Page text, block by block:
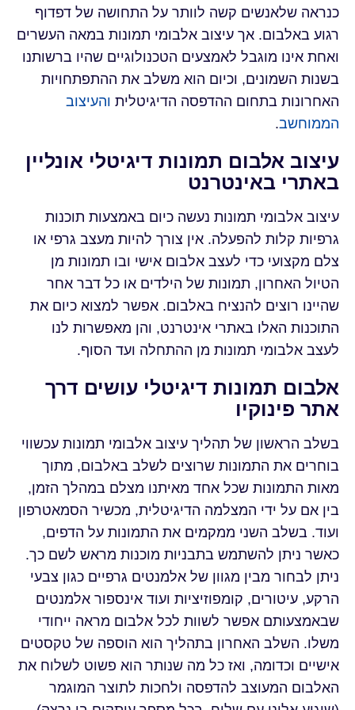
כנראה שלאנשים קשה לוותר על התחושה של דפדוף
רגוע באלבום. אך עיצוב אלבומי תמונות במאה העשרים
ואחת אינו מוגבל לאמצעים הטכנולוגיים שהיו ברשותנו
בשנות השמונים, וכיום הוא משלב את ההתפתחויות
האחרונות בתחום ההדפסה הדיגיטלית והעיצוב
הממוחשב.
עיצוב אלבום תמונות דיגיטלי אונליין
באתרי באינטרנט
עיצוב אלבומי תמונות נעשה כיום באמצעות תוכנות
גרפיות קלות להפעלה. אין צורך להיות מעצב גרפי או
צלם מקצועי כדי לעצב אלבום אישי ובו תמונות מן
הטיול האחרון, תמונות של הילדים או כל דבר אחר
שהיינו רוצים להנציח באלבום. אפשר למצוא כיום את
התוכנות האלו באתרי אינטרנט, והן מאפשרות לנו
לעצב אלבומי תמונות מן ההתחלה ועד הסוף.
אלבום תמונות דיגיטלי עושים דרך
אתר פינוקיו
בשלב הראשון של תהליך עיצוב אלבומי תמונות עכשווי
בוחרים את התמונות שרוצים לשלב באלבום, מתוך
מאות התמונות שכל אחד מאיתנו מצלם במהלך הזמן,
בין אם על ידי המצלמה הדיגיטלית, מכשיר הסמאטרפון
ועוד. בשלב השני ממקמים את התמונות על הדפים,
כאשר ניתן להשתמש בתבניות מוכנות מראש לשם כך.
ניתן לבחור מבין מגוון של אלמנטים גרפיים כגון צבעי
הרקע, עיטורים, קומפוזיציות ועוד אינספור אלמנטים
שבאמצעותם אפשר לשוות לכל אלבום מראה ייחודי
משלו. השלב האחרון בתהליך הוא הוספה של טקסטים
אישיים וכדומה, ואז כל מה שנותר הוא פשוט לשלוח את
האלבום המעוצב להדפסה ולחכות לתוצר המוגמר